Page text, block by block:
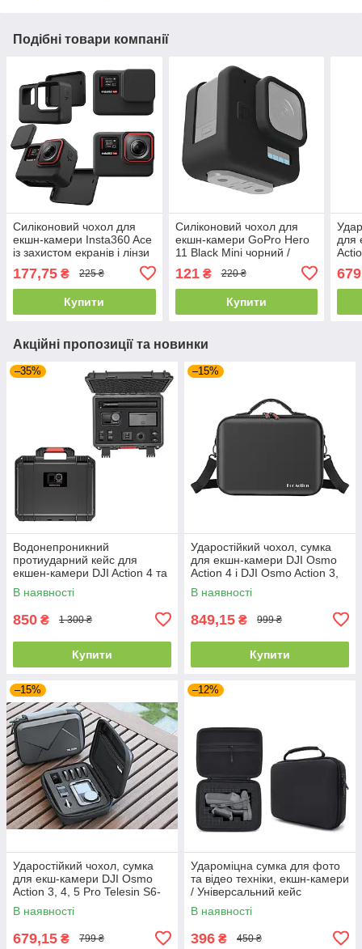
Подібні товари компанії
Силіконовий чохол для
екшн-камери Insta360 Ace
із захистом екранів і лінзи
чорний Telesin S6-PTC-02
177,75 ₴ 225 ₴
Купити
Силіконовий чохол для
екшн-камери GoPro Hero
11 Black Mini чорний /
Захисний футляр для Гоу
Про
121₴ 220 ₴
Купити
для
Акційні пропозиції та новинки
–35%
Водонепроникний
протиударний кейс для
екшен-камери DJI Action 4 та
аксесуарів STARTRC
29,2*24*11,5 см
В наявності
850 ₴ 1 300 ₴
Купити
–15%
Ударостійкий чохол, сумка
для екшн-камери DJI Osmo
Action 4 і DJI Osmo Action 3,
чорна
В наявності
849,15 ₴ 999 ₴
Купити
–15%
Ударостійкий чохол, сумка
для екш-камери DJI Osmo
Action 3, 4, 5 Pro Telesin S6-
PRC-06-TDJ
В наявності
679,15 ₴ 799 ₴
–12%
Удароміцна сумка для фото
та відео техніки, екшн-камери
/ Універсальний кейс
органайзер 22,5х17х7 см.
В наявності
396 ₴ 450 ₴